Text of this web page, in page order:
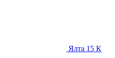
Ялта 15 К